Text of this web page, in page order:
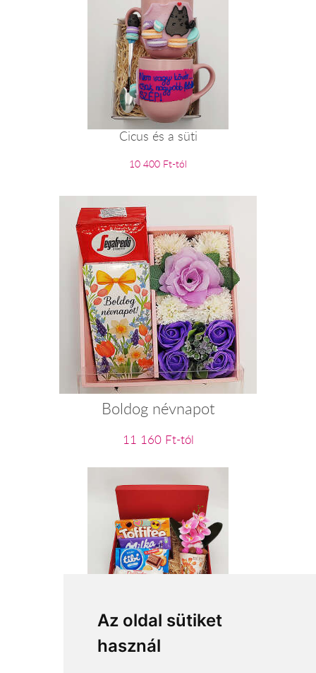
Az oldal sütiket
használ
Cicus és a süti
10 400 Ft-tól
Boldog névnapot
11 160 Ft-tól
Habzsidőzsi
16 720 Ft-tól